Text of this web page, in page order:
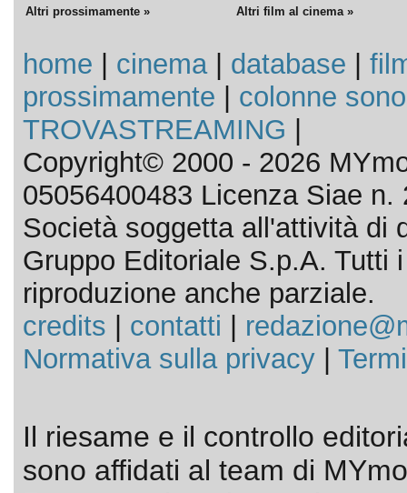
Altri prossimamente » Altri film al cinema »
home cinema| database
prossimamente
colonne
TROVASTREAMING
Copyright© 2000 - 2026
05056400483 Licenza Siae n.
Società soggetta all'attività di
Gruppo Editoriale S.p.A. Tutti
riproduzione anche parziale.
credits
contatti
Normativa sulla privacy|
Il riesame e il controllo
sono affidati al team di